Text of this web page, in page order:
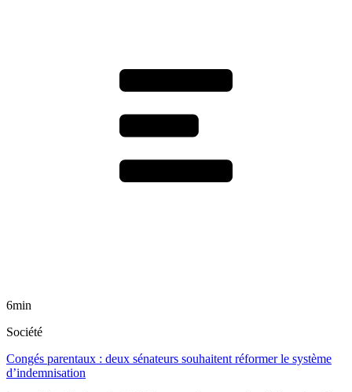
6min
Société
Congés parentaux : deux sénateurs souhaitent réformer le système
d’indemnisation